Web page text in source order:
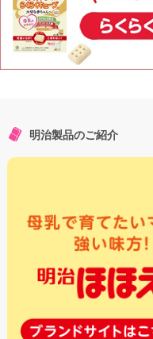
明治製品のご紹介